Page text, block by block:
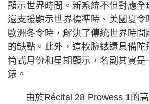
顯示世界時間。新系統不但對應全
還支援顯示世界標準時、美國夏令
歐洲冬令時，解決了傳統世界時
的缺點。此外，這枚腕錶還具備
筒式月份和星期顯示，名副其實
錶。
由於Récital 28 Prowess 1的高